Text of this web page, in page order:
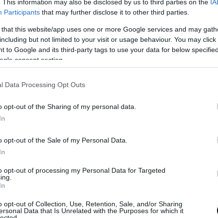
This information may also be disclosed by us to third parties on the
Participants that may further disclose it to other third parties.
that this website/app uses one or more Google services and may
but not limited to your visit or usage behaviour. You may
to Google and its third-party tags to use your data for below
consent section.
Data Processing Opt Outs
opt-out of the Sharing of my personal data.
opt-out of the Sale of my Personal Data.
opt-out of processing my Personal Data for Targeted
opt-out of Collection, Use, Retention, Sale, and/or Sharing
Data that Is Unrelated with the Purposes for which it
των υπηρεσιών πληροφοριών του
κατοικίας δεύτερου συλληφθέντος, πρώην
εντοπίστηκαν αντικείμενα που ενισχύουν
όπως τσεκούρια και στρώμα με κηλίδες
στη Νέα Αγχίαλο: 66χρονος αυνανιζόταν με
του – Πώς έγινε αντιληπτός
και να σκοτώσει δύο ιερόδουλες
η Ελίζαμπεθ Χάρλεϊ: Ποζάρει με μαγιό και
της (φωτο)
Ακολουθήστε τοpronews.grστο Google News και